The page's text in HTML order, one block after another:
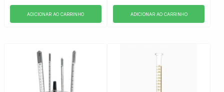
ADICIONAR AO CARRINHO ADICIONAR AO CARRINHO